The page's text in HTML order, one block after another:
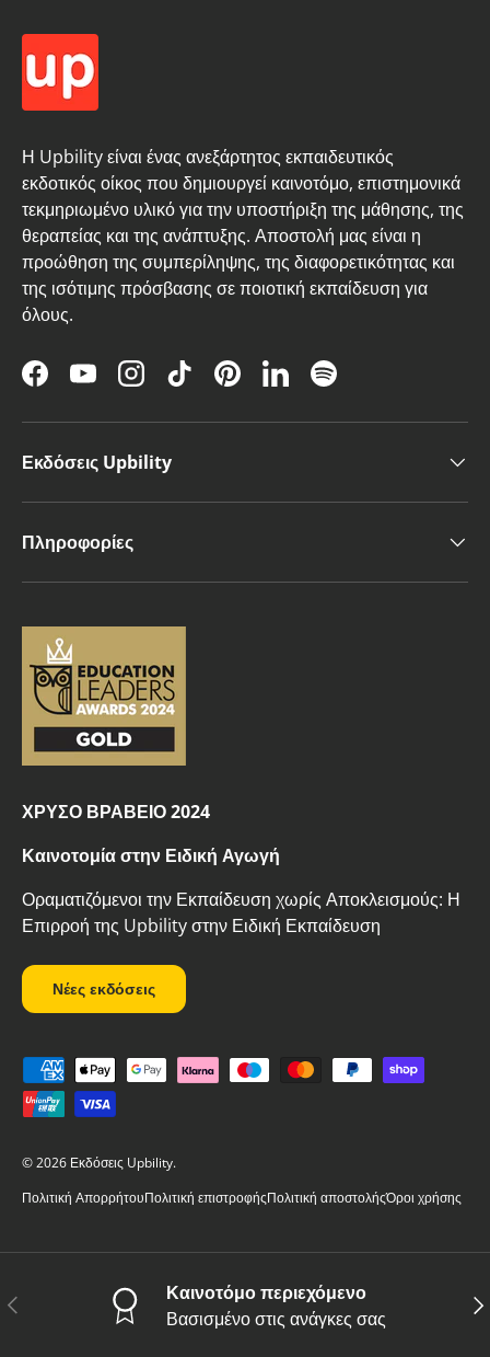
Η Upbility είναι ένας ανεξάρτητος εκπαιδευτικός
εκδοτικός οίκος που δημιουργεί καινοτόμο, επιστημονικά
τεκμηριωμένο υλικό για την υποστήριξη της μάθησης, της
θεραπείας και της ανάπτυξης. Αποστολή μας είναι η
προώθηση της συμπερίληψης, της διαφορετικότητας και
της ισότιμης πρόσβασης σε ποιοτική εκπαίδευση για
όλους.
FacebookYouTubeInstagramTikTokPinterestLinkedInSpotify
Εκδόσεις Upbility
Πληροφορίες
ΧΡΥΣΟ ΒΡΑΒΕΙΟ 2024
Καινοτομία στην Ειδική Αγωγή
Οραματιζόμενοι την Εκπαίδευση χωρίς Αποκλεισμούς: Η
Επιρροή της Upbility στην Ειδική Εκπαίδευση
Νέες εκδόσεις
Δεκτοί τρόποι πληρωμής
© 2026 Εκδόσεις Upbility.
Πολιτική ΑπορρήτουΠολιτική επιστροφήςΠολιτική αποστολήςΌροι χρήσης
Προηγούμενο
Καινοτόμο περιεχόμενο
Βασισμένο στις ανάγκες σας